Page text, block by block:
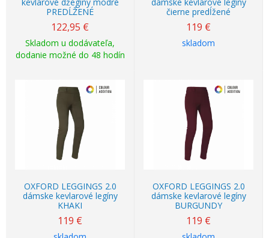
PREDĹŽENÉ
122,95 €
Skladom u dodávateľa,
dodanie možné do 48 hodín
čierne predĺžené
119 €
skladom
OXFORD LEGGINGS 2.0
dámske kevlarové legíny
KHAKI
119 €
OXFORD LEGGINGS 2.0
dámske kevlarové legíny
BURGUNDY
119 €